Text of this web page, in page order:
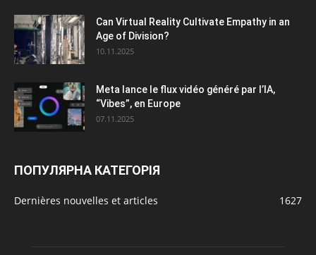
Can Virtual Reality Cultivate Empathy in an
Age of Division?
10.11.2025
Meta lance le flux vidéo généré par l’IA,
“Vibes”, en Europe
07.11.2025
ПОПУЛЯРНА КАТЕГОРІЯ
Dernières nouvelles et articles 1627